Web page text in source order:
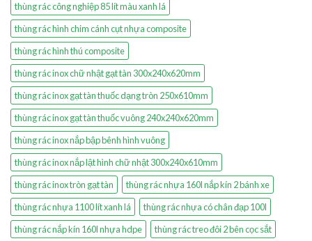
thùng rác công nghiệp 85 lít màu xanh lá
thùng rác hình chim cánh cụt nhựa composite
thùng rác hình thú composite
thùng rác inox chữ nhật gạt tàn 300x240x620mm
thùng rác inox gạt tàn thuốc dạng tròn 250x610mm
thùng rác inox gạt tàn thuốc vuông 240x240x620mm
thùng rác inox nắp bập bênh hình vuông
thùng rác inox nắp lật hình chữ nhật 300x240x610mm
thùng rác inox tròn gạt tàn
thùng rác nhựa 160l nắp kín 2 bánh xe
thùng rác nhựa 1100 lít xanh lá
thùng rác nhựa có chân đạp 100l
thùng rác nắp kín 160l nhựa hdpe
thùng rác treo đôi 2 bên cọc sắt